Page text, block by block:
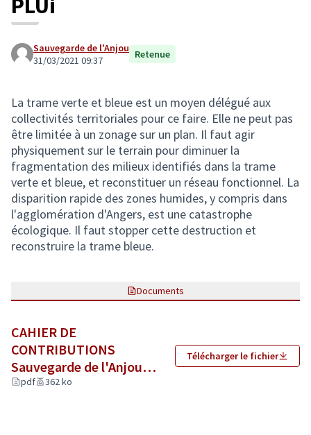
PLUi
Sauvegarde de l'Anjou
31/03/2021 09:37
Retenue
La trame verte et bleue est un moyen délégué aux
collectivités territoriales pour ce faire. Elle ne peut pas
être limitée à un zonage sur un plan. Il faut agir
physiquement sur le terrain pour diminuer la
fragmentation des milieux identifiés dans la trame
verte et bleue, et reconstituer un réseau fonctionnel. La
disparition rapide des zones humides, y compris dans
l'agglomération d'Angers, est une catastrophe
écologique. Il faut stopper cette destruction et
reconstruire la trame bleue.
Documents
CAHIER DE
CONTRIBUTIONS
Sauvegarde de l'Anjou
Biodiversité.pdf
pdf 362 ko
Télécharger le fichier